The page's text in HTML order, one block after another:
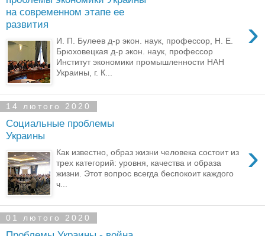
на современном этапе ее
развития
›
И. П. Булеев д-р экон. наук, профессор, Н. Е.
Брюховецкая д-р экон. наук, профессор
Институт экономики промышленности НАН
Украины, г. К...
14 лютого 2020
Социальные проблемы
Украины
›
Как известно, образ жизни человека состоит из
трех категорий: уровня, качества и образа
жизни. Этот вопрос всегда беспокоит каждого
ч...
01 лютого 2020